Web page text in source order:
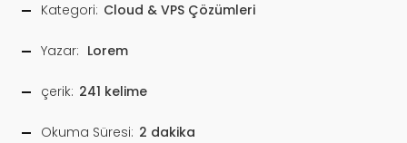
Kategori: Cloud & VPS Çözümleri
Yazar: Lorem
çerik: 241 kelime
Okuma Süresi: 2 dakika